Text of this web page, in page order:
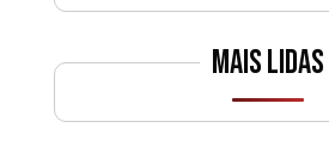
Mais lidas